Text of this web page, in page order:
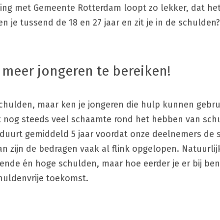
met Gemeente Rotterdam loopt zo lekker, dat
je tussend de 18 en 27 jaar en zit je in de
jongeren te bereiken!
maar ken je jongeren die hulp kunnen
nog steeds veel schaamte rond het hebben van
gemiddeld 5 jaar voordat onze deelnemers de
zijn de bedragen vaak al flink opgelopen.
én hoge schulden, maar hoe eerder je er bij
toekomst.